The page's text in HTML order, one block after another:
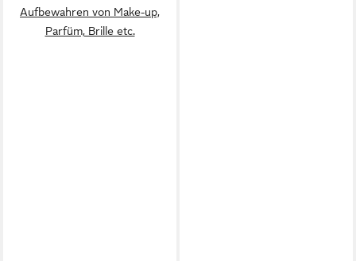
Aufbewahren von Make-up,
Parfüm, Brille etc.